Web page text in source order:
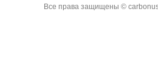
Все права защищены ©